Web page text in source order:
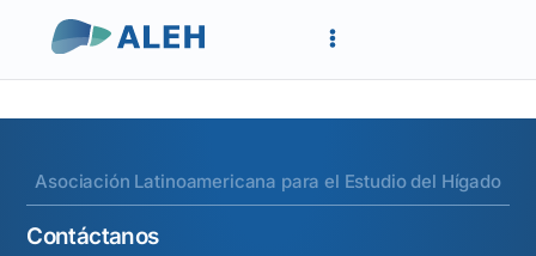
Asociación Latinoamericana para el Estudio del Hígado
Contáctanos